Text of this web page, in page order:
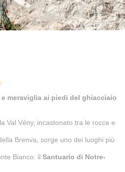
meraviglia ai piedi del ghiacciaio
Val Vény, incastonato tra le rocce e
Brenva, sorge uno dei luoghi più
Bianco: il Santuario di Notre-